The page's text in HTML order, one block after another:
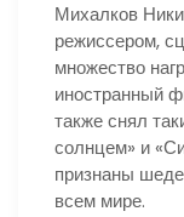
Михалков
режиссером,
множество
иностранный
также снял
солнцем» и
признаны
всем мире.